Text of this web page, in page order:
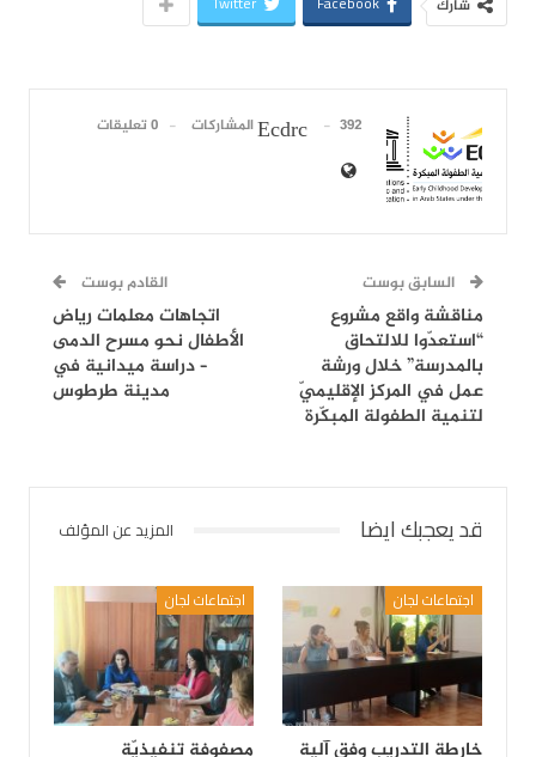
شارك
Ecdrc 392 المشاركات 0 تعليقات
السابق بوست
مناقشة واقع مشروع
“استعدّوا للالتحاق
بالمدرسة” خلال ورشة
عمل في المركز الإقليميّ
لتنمية الطفولة المبكّرة
القادم بوست
اتجاهات معلمات رياض
الأطفال نحو مسرح الدمى
– دراسة ميدانية في
مدينة طرطوس
قد يعجبك ايضا المزيد عن المؤلف
اجتماعات لجان
خارطة التدريب وفق آلية
اجتماعات لجان
مصفوفة تنفيذيّة